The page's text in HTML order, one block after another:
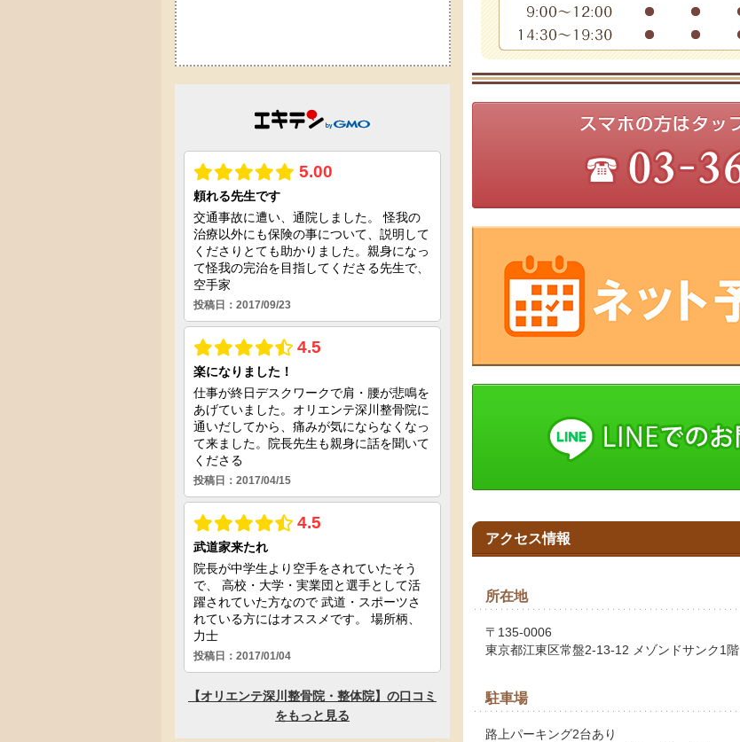
アクセス情報
所在地
〒135-0006
東京都江東区常盤2-13-12 メゾンドサンク1階
駐車場
路上パーキング2台あり